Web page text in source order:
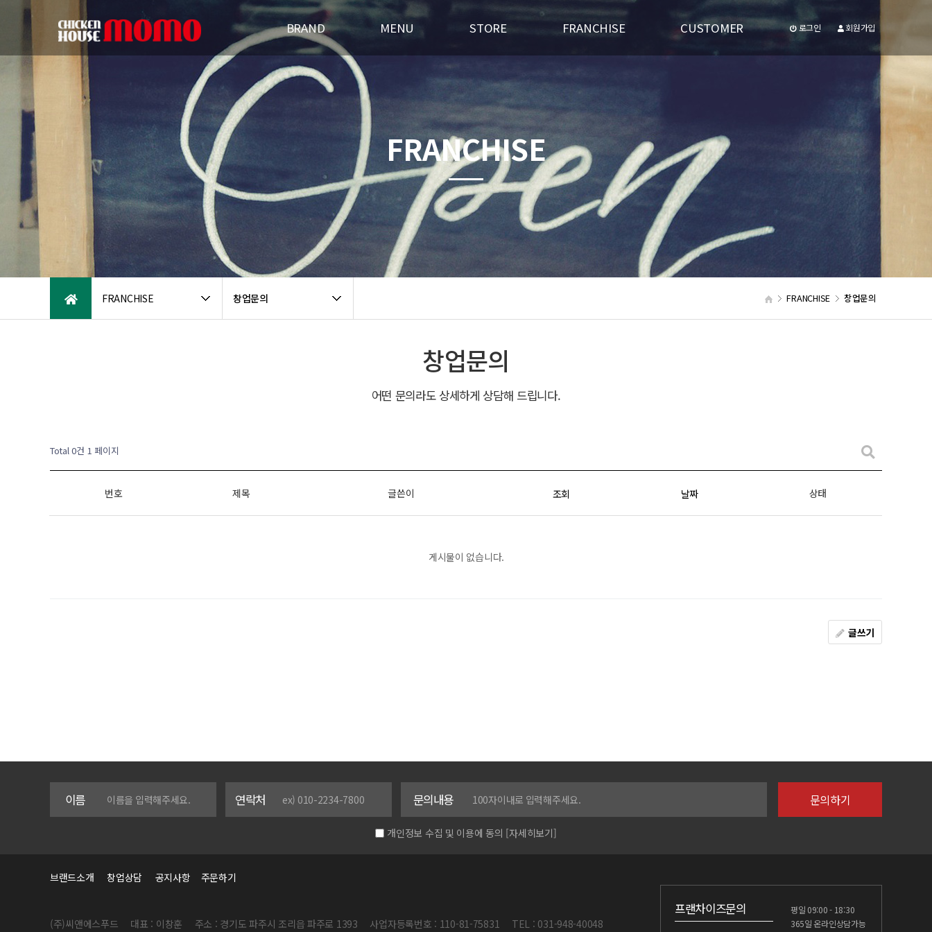
BRAND
브랜드스토리
MENU STORE
가맹점 홍보실
FRANCHISE
개설절차
CUSTOMER 로그인 회원가입
FRANCHISE 창업문의 FRANCHISE 창업문의
FRANCHISE
창업문의
어떤 문의라도 상세하게 상담해 드립니다.
Total 0건 1 페이지
번호 제목 글쓴이 조회 날짜 상태
게시물이 없습니다.
글쓰기
이름 연락처 문의내용
개인정보 수집 및 이용에 동의 [자세히보기]
브랜드소개 창업상담 공지사항 주문하기
(주)씨앤에스푸드 대표 : 이창훈 주소 : 경기도 파주시 조리읍 파주로 1393 사업자등록번호 : 110-81-75831 TEL : 031-948-40048
프랜차이즈문의
평일 09:00 - 18:30
365일 온라인상담가능